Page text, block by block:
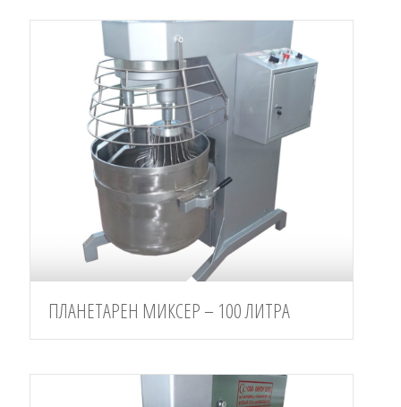
ПЛАНЕТАРЕН МИКСЕР – 100 ЛИТРА